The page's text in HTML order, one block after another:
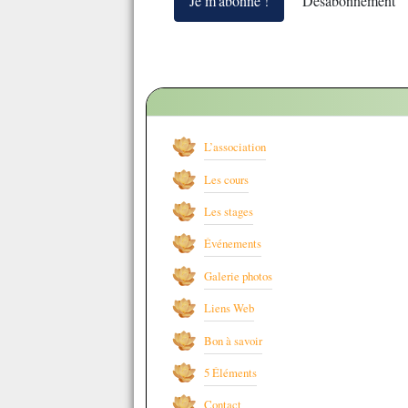
L’association
Les cours
Les stages
Événements
Galerie photos
Liens Web
Bon à savoir
5 Éléments
Contact